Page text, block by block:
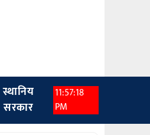
स्थानिय
सरकार
11:57:20
PM